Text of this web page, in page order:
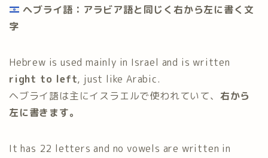
ヘブライ語：アラビア語と同じく右から左に書く文
字
Hebrew is used mainly in Israel and is written
right to left, just like Arabic.
ヘブライ語は主にイスラエルで使われていて、 右から
左に書きます。
It has 22 letters and no vowels are written in